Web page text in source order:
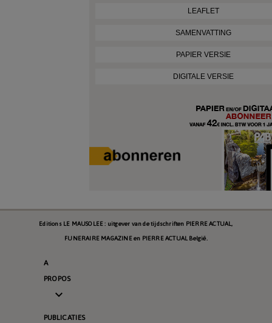
LEAFLET
SAMENVATTING
PAPIER VERSIE
DIGITALE VERSIE
Editions LE MAUSOLEE : uitgever van de tijdschriften PIERRE ACTUAL,
FUNERAIRE MAGAZINE en PIERRE ACTUAL België.
A
PROPOS

PUBLICATIES